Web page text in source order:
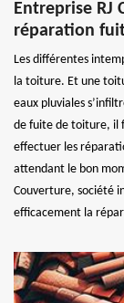
Entreprise
réparation
Les différentes
la toiture. Et une
eaux pluviales
de fuite de toiture, il
effectuer les
attendant le bon
Couverture, société
efficacement la